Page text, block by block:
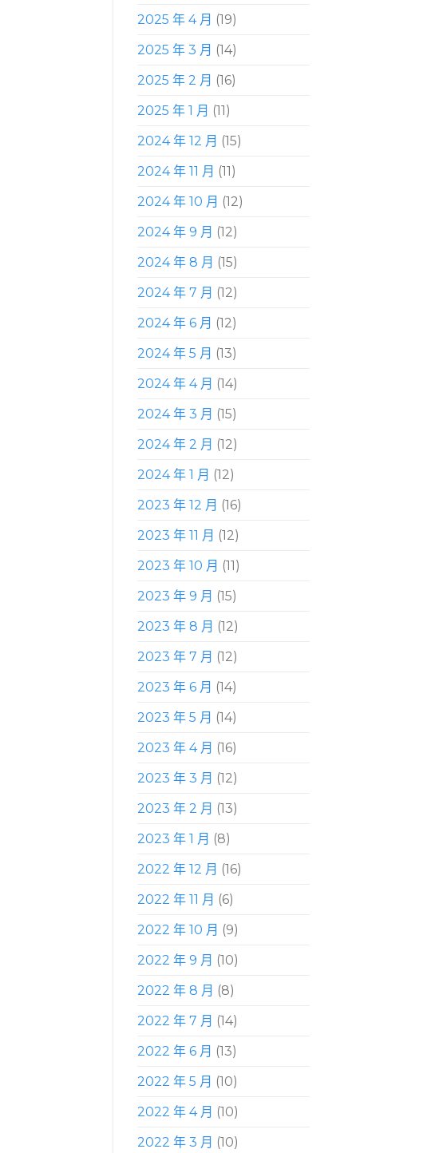
2025 年 4 月 (19)
2025 年 3 月 (14)
2025 年 2 月 (16)
2025 年 1 月 (11)
2024 年 12 月 (15)
2024 年 11 月 (11)
2024 年 10 月 (12)
2024 年 9 月 (12)
2024 年 8 月 (15)
2024 年 7 月 (12)
2024 年 6 月 (12)
2024 年 5 月 (13)
2024 年 4 月 (14)
2024 年 3 月 (15)
2024 年 2 月 (12)
2024 年 1 月 (12)
2023 年 12 月 (16)
2023 年 11 月 (12)
2023 年 10 月 (11)
2023 年 9 月 (15)
2023 年 8 月 (12)
2023 年 7 月 (12)
2023 年 6 月 (14)
2023 年 5 月 (14)
2023 年 4 月 (16)
2023 年 3 月 (12)
2023 年 2 月 (13)
2023 年 1 月 (8)
2022 年 12 月 (16)
2022 年 11 月 (6)
2022 年 10 月 (9)
2022 年 9 月 (10)
2022 年 8 月 (8)
2022 年 7 月 (14)
2022 年 6 月 (13)
2022 年 5 月 (10)
2022 年 4 月 (10)
2022 年 3 月 (10)